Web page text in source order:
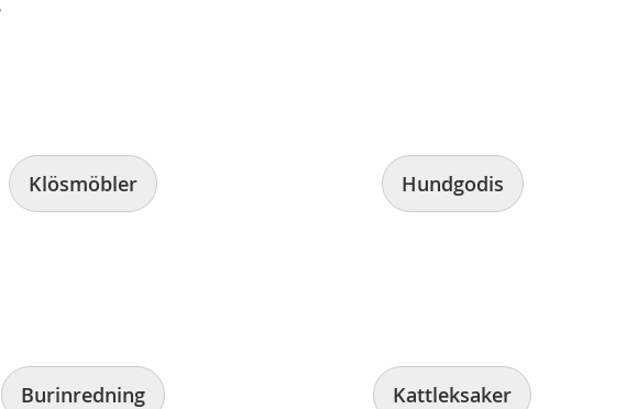
Klösmöbler
Burinredning
Hundgodis
Kattleksaker